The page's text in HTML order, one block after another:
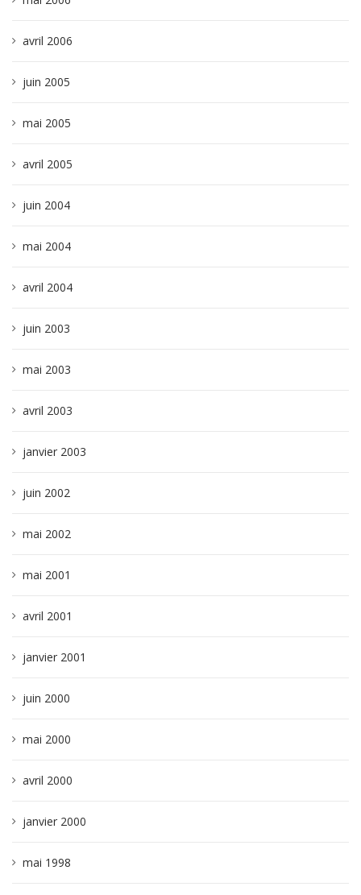
avril 2006
juin 2005
mai 2005
avril 2005
juin 2004
mai 2004
avril 2004
juin 2003
mai 2003
avril 2003
janvier 2003
juin 2002
mai 2002
mai 2001
avril 2001
janvier 2001
juin 2000
mai 2000
avril 2000
janvier 2000
mai 1998